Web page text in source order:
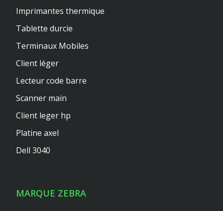
Imprimantes thermique
Tablette durcie
Terminaux Mobiles
Client léger
Lecteur code barre
Scanner main
Client leger hp
Platine axel
Dell 3040
MARQUE ZEBRA